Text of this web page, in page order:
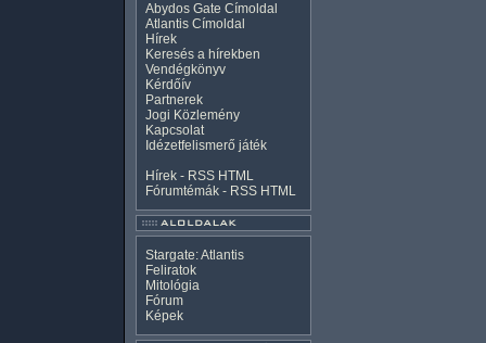
Abydos Gate Címoldal
Atlantis Címoldal
Hírek
Keresés a hírekben
Vendégkönyv
Kérdőív
Partnerek
Jogi Közlemény
Kapcsolat
Idézetfelismerő játék
Hírek - RSS HTML
Fórumtémák - RSS HTML
Stargate: Atlantis
Feliratok
Mitológia
Fórum
Képek